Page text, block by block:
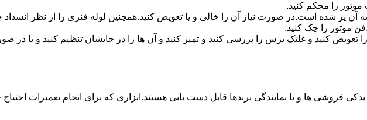
را محکم کنید.
پر شده است.در صورت نیاز آن را خالی و یا تعویض کنید.همچنین لوله فنری را از نظر
موتور را چک کنید.
کنید و غلتک برس را بررسی کنید و تمیز کنید و آن ها را در جایشان تنظیم کنید و یا در
فروشی ها و یا نمایندگی برندها قابل دست یابی هستند.ابزاری که برای انجام تعمیرات احتیاج